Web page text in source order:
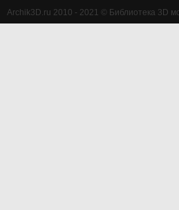
Archik3D.ru 2010 - 2021 © Библиотека 3D